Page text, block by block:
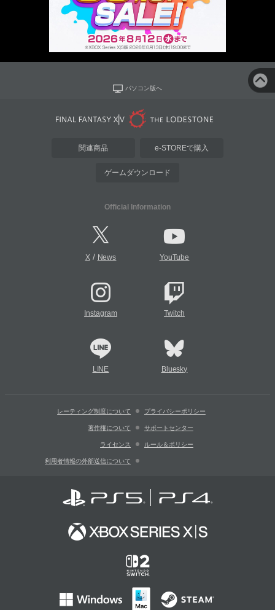
パソコン版へ
関連商品 e-STOREで購入
ゲームダウンロード
Official Information
X/ News YouTube
Instagram Twitch
LINE Bluesky
レーティング制度について プライバシーポリシー
著作権について サポートセンター
ライセンス ルール＆ポリシー
利用者情報の外部送信について